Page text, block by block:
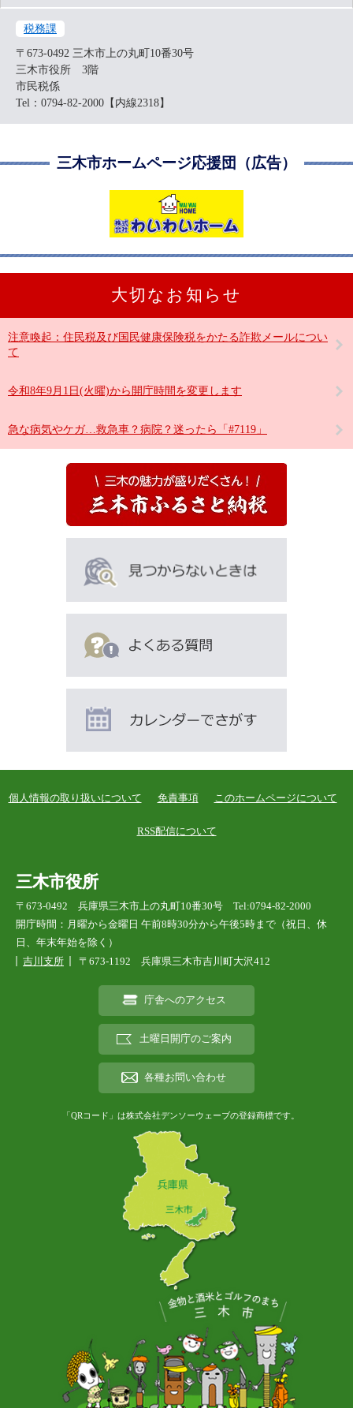
税務課
〒673-0492 三木市上の丸町10番30号
三木市役所 3階
市民税係
Tel：0794-82-2000【内線2318】
三木市ホームページ応援団（広告）
大切なお知らせ
注意喚起：住民税及び国民健康保険税をかたる詐欺メールについ
て
令和8年9月1日(火曜)から開庁時間を変更します
急な病気やケガ…救急車？病院？迷ったら「#7119」
個人情報の取り扱いについて 免責事項 このホームページについて
RSS配信について
三木市役所
〒673-0492 兵庫県三木市上の丸町10番30号 Tel:0794-82-2000
開庁時間：月曜から金曜日 午前8時30分から午後5時まで（祝日、休
日、年末年始を除く）
吉川支所
〒673-1192 兵庫県三木市吉川町大沢412
庁舎へのアクセス
土曜日開庁のご案内
各種お問い合わせ
「QRコード」は株式会社デンソーウェーブの登録商標です。